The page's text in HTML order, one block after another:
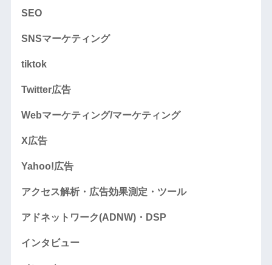
SEO
SNSマーケティング
tiktok
Twitter広告
Webマーケティング/マーケティング
X広告
Yahoo!広告
アクセス解析・広告効果測定・ツール
アドネットワーク(ADNW)・DSP
インタビュー